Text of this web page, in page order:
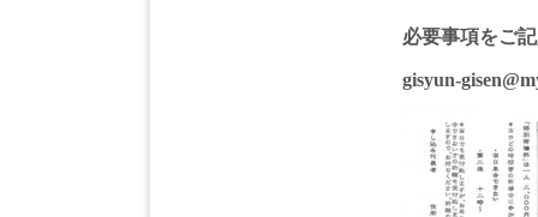
必要事項をご
gisyun-